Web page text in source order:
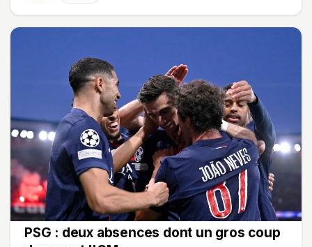
PSG : deux absences dont un gros coup